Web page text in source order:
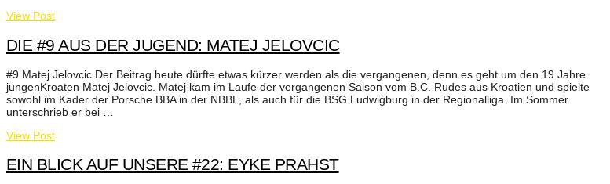
View Post
DIE #9 AUS DER JUGEND: MATEJ JELOVCIC
#9 Matej Jelovcic Der Beitrag heute dürfte etwas kürzer werden als die vergangenen, denn es geht um den 19 Jahre
jungenKroaten Matej Jelovcic. Matej kam im Laufe der vergangenen Saison vom B.C. Rudes aus Kroatien und spielte
sowohl im Kader der Porsche BBA in der NBBL, als auch für die BSG Ludwigburg in der Regionalliga. Im Sommer
unterschrieb er bei …
View Post
EIN BLICK AUF UNSERE #22: EYKE PRAHST